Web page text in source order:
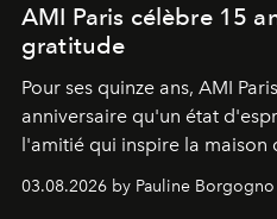
AMI Paris célèbre 15
gratitude
Pour ses quinze ans, AMI
anniversaire qu'un état
l'amitié qui inspire la maison
03.08.2026 by Pauline Borgogno